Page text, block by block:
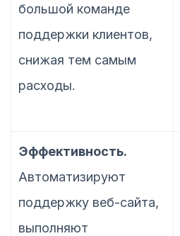
большой команде
поддержки клиентов,
снижая тем самым
расходы.
Эффективность.
Автоматизируют
поддержку веб-сайта,
выполняют